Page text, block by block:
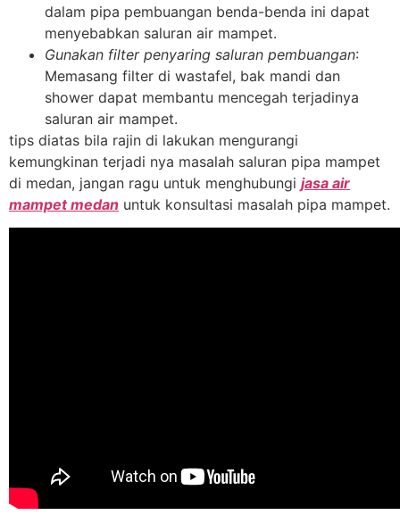
dalam pipa pembuangan benda-benda ini dapat
menyebabkan saluran air mampet.
Gunakan filter penyaring saluran pembuangan:
Memasang filter di wastafel, bak mandi dan
shower dapat membantu mencegah terjadinya
saluran air mampet.
tips diatas bila rajin di lakukan mengurangi
kemungkinan terjadi nya masalah saluran pipa mampet
di medan, jangan ragu untuk menghubungi jasa air
mampet medan untuk konsultasi masalah pipa mampet.